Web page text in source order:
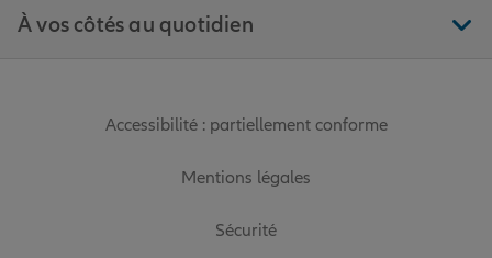
À vos côtés au quotidien
Accessibilité : partiellement conforme
Mentions légales
Sécurité